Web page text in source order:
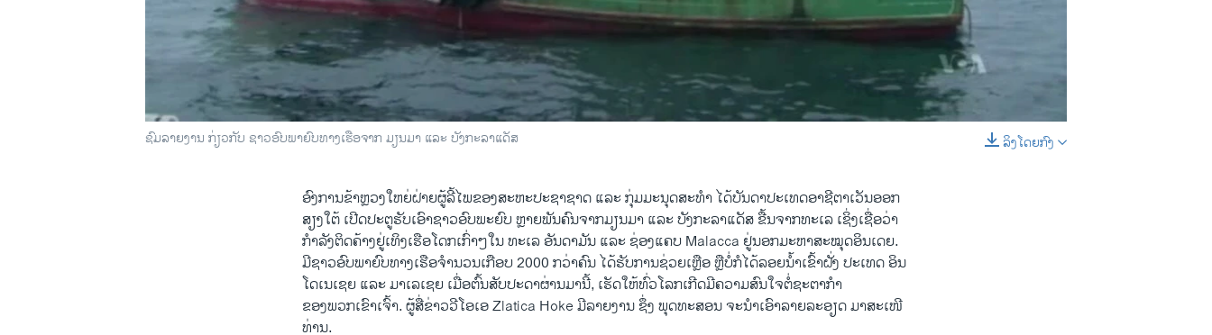
SHARE
0:00 0:02:01 ລິງໂດຍກົງ
ຊົມລາຍງານ ກ່ຽວກັບ ຊາວອົບພາຍົບທາງເຮືອຈາກ ມຽນມາ ແລະ ບັງກະລາແດັສ
ອົງການຂ້າຫຼວງໃຫຍ່ຝ່າຍຜູ້ລີ້ໄພຂອງ​ສະຫະ​ປະຊາ​ຊາດ ​ແລະ ກຸ່ມ​ມະນຸດສະທຳ ​ໄດ້ບັນດາ​ປະ​ເທດ​ອາຊີ​ຕາ​ເວັນ​ອອກ
ສຽງ​ໃຕ້​ ເປີດ​ປະຕູ​ຮັບເອົາຊາວ​ອົບ​ພະຍົບ ຫຼາຍພັນຄົນຈາກ​ມຽນມາ ​ແລະ ບັງກະລາ​ແດັສ ຂື້ນຈາກທະເລ ເຊິ່ງ​ເຊື່ອ​ວ່າ​
ກຳລັງ​ຕິດຄ້າງ​ຢູ່​ເທິງ​ເຮືອ​ໂດກ​ເກົ່າ​ໆໃນ​ ທະ​ເລ ອັນ​ດາ​ມັນ ​ແລະ ຊ່ອງ​ແຄບ Malacca ຢູ່​ນອກ​ມະຫາ​ສະໝຸດ​ອິນ​ເດ​ຍ.
ມີ​ຊາວ​ອົບ​ພາ​ຍົບ​ທາງເຮືອ​ຈຳນວນ​ເກືອບ ​2000 ກວ່າ​ຄົນ​ ໄດ້​ຮັບ​ການ​ຊ່ວຍ​ເຫຼື​ອ ຫຼືບໍ່​ກໍ​ໄດ້ລອຍນ້ຳ​ເຂົ້າຝັ່ງ ປະ​ເທດ​ ອິນ​
ໂດ​ເນ​ເຊຍ ​ແລະ ມາ​ເລ​ເຊຍ ເມື່ອ​ຕົ້ນ​ສັບ​ປະ​ດາຜ່ານ​ມາ​ນີ້, ​ເຮັດ​ໃຫ້​ທົ່ວໂລກເກີດ​ມີ​ຄວາມ​ສົນ​ໃຈ​ຕໍ່ຊະຕາກຳ
ຂອງພວກເຂົາເຈົ້າ. ຜູ້​ສື່​ຂ່າວວີ​ໂອ​ເອ Zlatica Hoke ມີລາຍ​ງານ ຊຶ່ງ​ ພຸດທະ​ສອນ ຈະ​ນຳເອົາ​ລາຍ​ລະອຽດ​ ​ມາສະ​ເໜີ​
ທ່ານ.
EMBED SHARE
ຟັງລາຍງານ ສາກົນຮຽກຮ້ອງໃຫ້ບັນດາປະເທດ ເອເຊຍຕາເວັນອອກສຽງໃຕ້ ຊ່ວຍເຫຼືອຊາວອົບພາຍົບທາງເຮືອ
byສຽງອາເມຣິກາ ວີໂອເອລາວ